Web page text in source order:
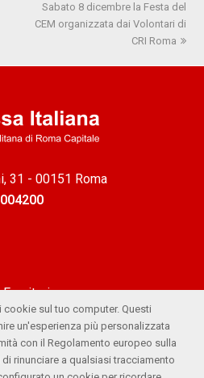
articolo
successivo:
Sabato 8 dicembre la Festa del
CEM organizzata dai Volontari di
CRI Roma
31 - 00151 Roma
Fornitori
Stampa
Trasparente
sul tuo computer. Questi
un'esperienza più personalizzata
con il Regolamento europeo sulla
rinunciare a qualsiasi tracciamento